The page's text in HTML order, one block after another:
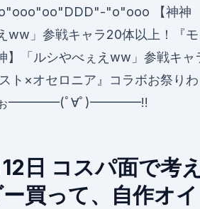
"o"ooo 【神神
ww」参戦キャラ20体以上！『
】「ルシやべぇえww」参戦キャ
ト×オセロニア』コラボお祭りわ
ぉ━━━━(ﾟ∀ﾟ)━━━━!!
日 コスパ面で考え
買って、自作オイ